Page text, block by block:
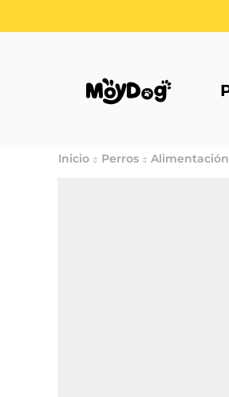
Inicio Perros Alimentación